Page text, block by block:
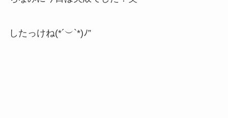
したっけね(*´︶`*)ﾉ”